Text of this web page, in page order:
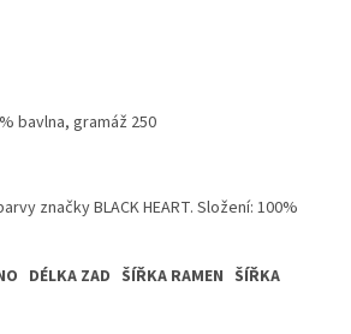
bavlna, gramáž 250
značky BLACK HEART. Složení: 100%
ZAD ŠÍŘKA RAMEN ŠÍŘKA